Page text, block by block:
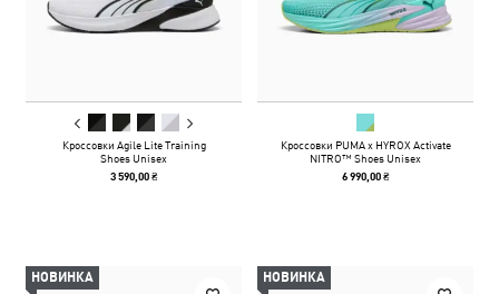
Кроссовки Agile Lite Training
Shoes Unisex
3 590,00 ₴
Кроссовки PUMA x HYROX Activate
NITRO™ Shoes Unisex
6 990,00 ₴
НОВИНКА НОВИНКА